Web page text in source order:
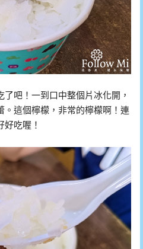
吧！一到口中整個片冰化開，
。這個檸檬，非常的檸檬啊！連
吃喔！